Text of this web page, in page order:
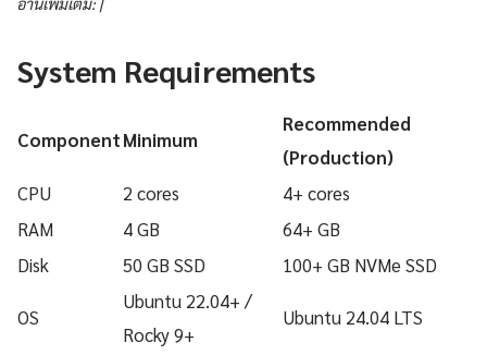
System Requirements
ComponentMinimum
Recommended
(Production)
CPU
2 cores
4+ cores
RAM
4 GB
64+ GB
Disk
50 GB SSD 100+ GB NVMe SSD
OS
Ubuntu 22.04+ /
Rocky 9+
Ubuntu 24.04 LTS